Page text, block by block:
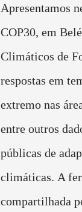
Apresentamos
COP30, em
Climáticos de
respostas em
extremo nas
entre outros
públicas de
climáticas. A
compartilhada